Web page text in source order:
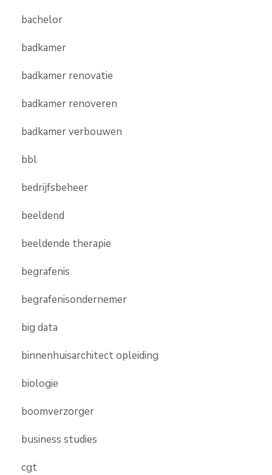
bachelor
badkamer
badkamer renovatie
badkamer renoveren
badkamer verbouwen
bbl
bedrijfsbeheer
beeldend
beeldende therapie
begrafenis
begrafenisondernemer
big data
binnenhuisarchitect opleiding
biologie
boomverzorger
business studies
cgt